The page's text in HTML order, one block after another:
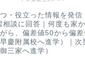
・役立った情報を発信
談に回答｜何度も家
ら、偏差値50から偏
慶附属校へ進学）｜次
三家へ進学）